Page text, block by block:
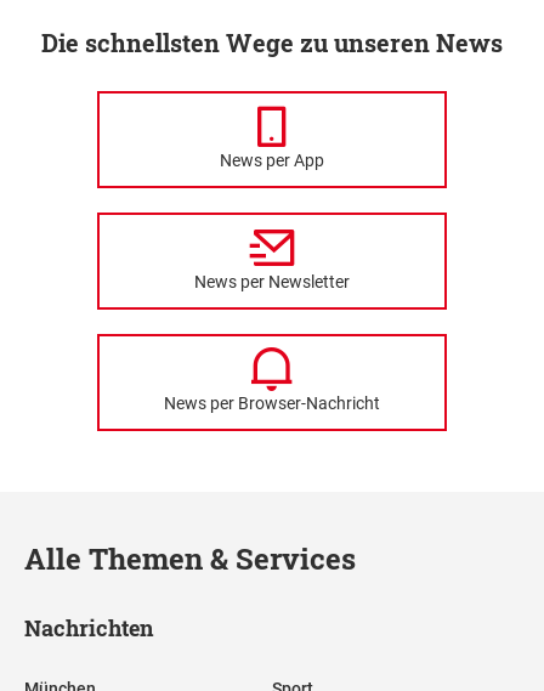
Die schnellsten Wege zu unseren News
News per App
News per Newsletter
News per Browser-Nachricht
Alle Themen & Services
Nachrichten